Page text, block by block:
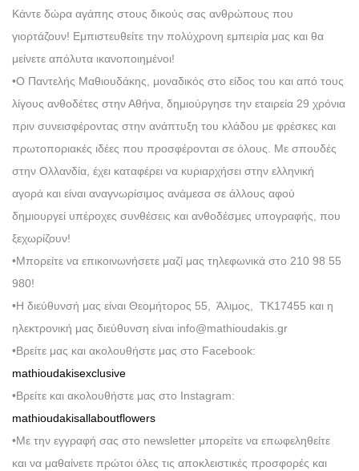
Κάντε δώρα αγάπης στους δικούς σας ανθρώπους που
γιορτάζουν! Εμπιστευθείτε την πολύχρονη εμπειρία μας και θα
μείνετε απόλυτα ικανοποιημένοι!
•Ο Παντελής Μαθιουδάκης, μοναδικός στο είδος του και από τους
λίγους ανθοδέτες στην Αθήνα, δημιούργησε την εταιρεία 29 χρόνια
πριν συνεισφέροντας στην ανάπτυξη του κλάδου με φρέσκες και
πρωτοποριακές ιδέες που προσφέρονται σε όλους. Με σπουδές
στην Ολλανδία, έχει καταφέρει να κυριαρχήσει στην ελληνική
αγορά και είναι αναγνωρίσιμος ανάμεσα σε άλλους αφού
δημιουργεί υπέροχες συνθέσεις και ανθοδέσμες υπογραφής, που
ξεχωρίζουν!
•Μπορείτε να επικοινωνήσετε μαζί μας τηλεφωνικά στο 210 98 55
980!
•Η διεύθυνσή μας είναι Θεομήτορος 55, Άλιμος, ΤΚ17455 και η
ηλεκτρονική μας διεύθυνση είναι info@mathioudakis.gr
•Βρείτε μας και ακολουθήστε μας στο Facebook:
mathioudakisexclusive
•Βρείτε και ακολουθήστε μας στο Instagram:
mathioudakisallaboutflowers
•Με την εγγραφή σας στο newsletter μπορείτε να επωφεληθείτε
και να μαθαίνετε πρώτοι όλες τις αποκλειστικές προσφορές και